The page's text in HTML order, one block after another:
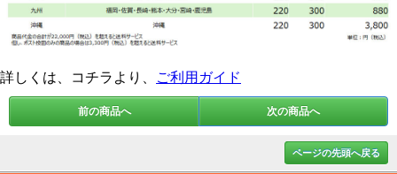
詳しくは、コチラより、 ご利用ガイド
前の商品へ 次の商品へ
ページの先頭へ戻る